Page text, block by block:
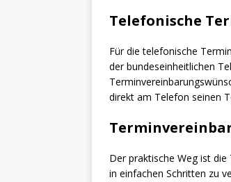
Telefonische
Für die telefonische
der bundeseinheitlichen
direkt am Telefon seinen
Der praktische Weg ist
in einfachen Schritten zu